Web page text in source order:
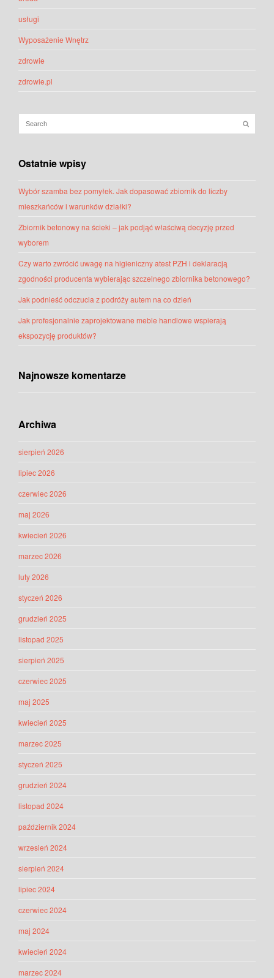
usługi
Wyposażenie Wnętrz
zdrowie
zdrowie.pl
Ostatnie wpisy
Wybór szamba bez pomyłek. Jak dopasować zbiornik do liczby
mieszkańców i warunków działki?
Zbiornik betonowy na ścieki – jak podjąć właściwą decyzję przed
wyborem
Czy warto zwrócić uwagę na higieniczny atest PZH i deklaracją
zgodności producenta wybierając szczelnego zbiornika betonowego?
Jak podnieść odczucia z podróży autem na co dzień
Jak profesjonalnie zaprojektowane meble handlowe wspierają
ekspozycję produktów?
Najnowsze komentarze
Archiwa
sierpień 2026
lipiec 2026
czerwiec 2026
maj 2026
kwiecień 2026
marzec 2026
luty 2026
styczeń 2026
grudzień 2025
listopad 2025
sierpień 2025
czerwiec 2025
maj 2025
kwiecień 2025
marzec 2025
styczeń 2025
grudzień 2024
listopad 2024
październik 2024
wrzesień 2024
sierpień 2024
lipiec 2024
czerwiec 2024
maj 2024
kwiecień 2024
marzec 2024